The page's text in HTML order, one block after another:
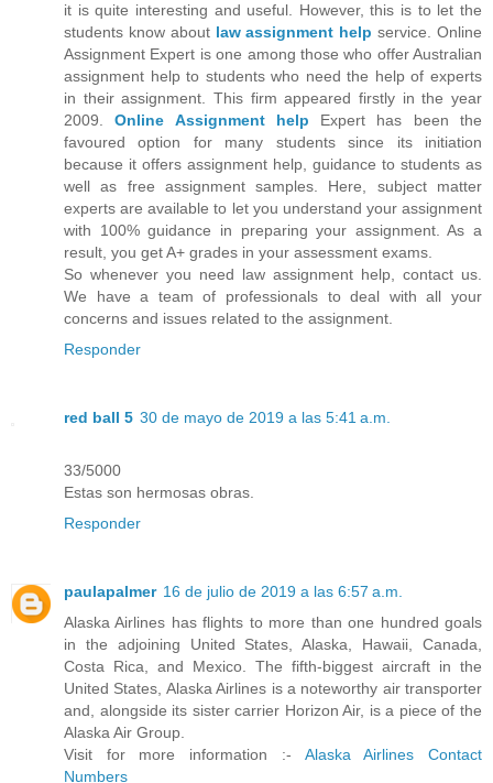
it is quite interesting and useful. However, this is to let the
students know about law assignment help service. Online
Assignment Expert is one among those who offer Australian
assignment help to students who need the help of experts
in their assignment. This firm appeared firstly in the year
2009.Online Assignment help Expert has been the
favoured option for many students since its initiation
because it offers assignment help, guidance to students as
well as free assignment samples. Here, subject matter
experts are available to let you understand your assignment
with 100% guidance in preparing your assignment. As a
result, you get A+ grades in your assessment exams.
So whenever you need law assignment help, contact us.
We have a team of professionals to deal with all your
concerns and issues related to the assignment.
Responder
red ball 5 30 de mayo de 2019 a las 5:41 a.m.
33/5000
Estas son hermosas obras.
Responder
paulapalmer 16 de julio de 2019 a las 6:57 a.m.
Alaska Airlines has flights to more than one hundred goals
in the adjoining United States, Alaska, Hawaii, Canada,
Costa Rica, and Mexico. The fifth-biggest aircraft in the
United States, Alaska Airlines is a noteworthy air transporter
and, alongside its sister carrier Horizon Air, is a piece of the
Alaska Air Group.
Visit for more information :- Alaska Airlines Contact
Numbers